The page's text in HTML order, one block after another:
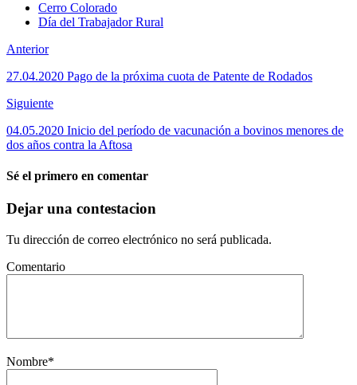
Cerro Colorado
Día del Trabajador Rural
Anterior
27.04.2020 Pago de la próxima cuota de Patente de Rodados
Siguiente
04.05.2020 Inicio del período de vacunación a bovinos menores de
dos años contra la Aftosa
Sé el primero en comentar
Dejar una contestacion
Tu dirección de correo electrónico no será publicada.
Comentario
Nombre*